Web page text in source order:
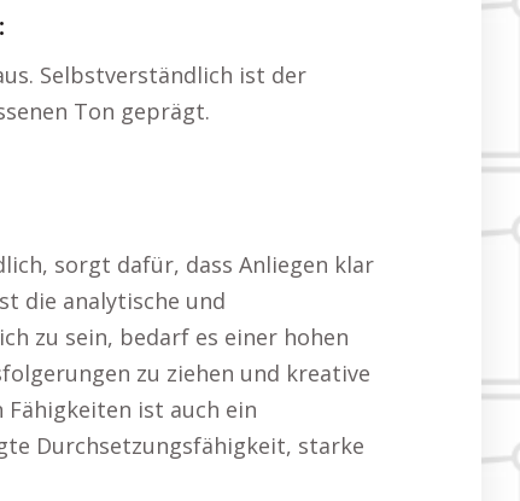
Selbstverständlich ist der
Ton geprägt.
sorgt dafür, dass Anliegen klar
die analytische und
zu sein, bedarf es einer hohen
zu ziehen und kreative
ist auch ein
Durchsetzungsfähigkeit, starke